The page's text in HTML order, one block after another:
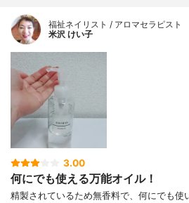
福祉ネイリスト / アロマセラピスト
米沢 けい子
3.00
何にでも使える万能オイル！
精製されているため無香料で、何にでも使